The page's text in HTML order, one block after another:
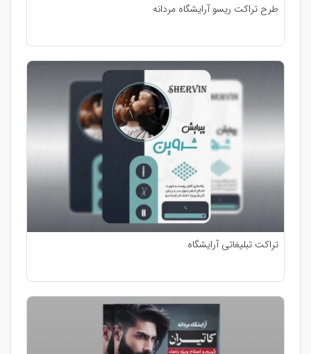
طرح تراکت ریسو آرایشگاه مردانه
تراکت تبلیغاتی آرایشگاه